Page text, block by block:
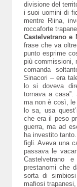
divisione del
i suoi uomini di
mentre Riina,
roccaforte
Castelvetrano e
frase che va
punto esprime
più commissioni,
comanda
Sinacori – era
lo si doveva
tornava a casa”.
ma non è così, le
lo sa, usa
che era il peso
guerra, ma ad
ha investito
figli. Aveva una
passava le
Castelvetrano
prestanomi che
sorta di
mafiosi